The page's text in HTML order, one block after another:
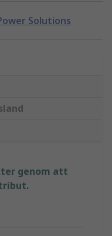
Solutions
genom att